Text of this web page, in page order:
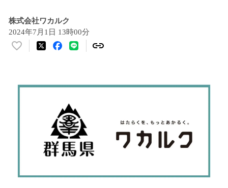
株式会社ワカルク
2024年7月1日 13時00分
い
！
す